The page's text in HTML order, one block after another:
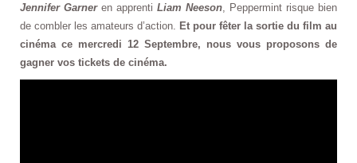
Jennifer Garneren apprenti Liam Neeson , Peppermint risque bien
de combler les amateurs d’action.
Et pour fêter la sortie du film au
cinéma ce mercredi 12 Septembre, nous vous proposons de
gagner vos tickets de cinéma.